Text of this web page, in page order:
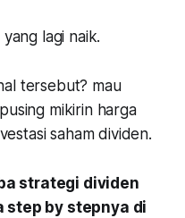
lagi naik.
tersebut? mau
mikirin harga
saham dividen.
strategi dividen
step by stepnya di